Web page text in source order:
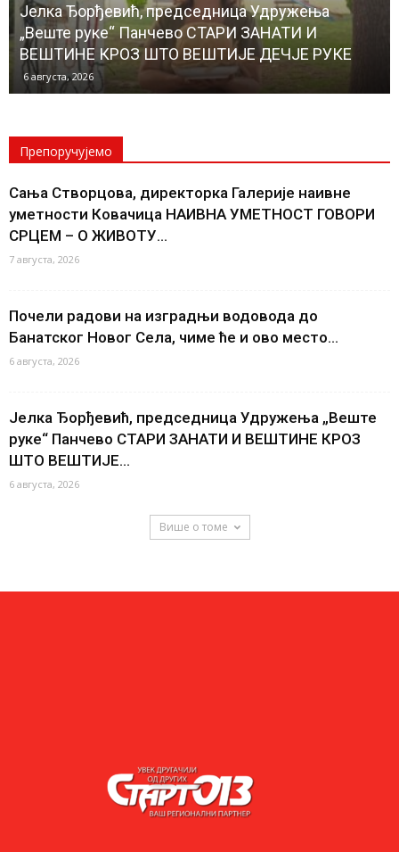
Јелка Ђорђевић, председница Удружења
„Веште руке“ Панчево СТАРИ ЗАНАТИ И
ВЕШТИНЕ КРОЗ ШТО ВЕШТИЈЕ ДЕЧЈЕ РУКЕ
6 августа, 2026
Препоручујемо
Сања Створцова, директорка Галерије наивне
уметности Ковачица НАИВНА УМЕТНОСТ ГОВОРИ
СРЦЕМ – О ЖИВОТУ...
7 августа, 2026
Почели радови на изградњи водовода до
Банатског Новог Села, чиме ће и ово место...
6 августа, 2026
Јелка Ђорђевић, председница Удружења „Веште
руке“ Панчево СТАРИ ЗАНАТИ И ВЕШТИНЕ КРОЗ
ШТО ВЕШТИЈЕ...
6 августа, 2026
Више о томе